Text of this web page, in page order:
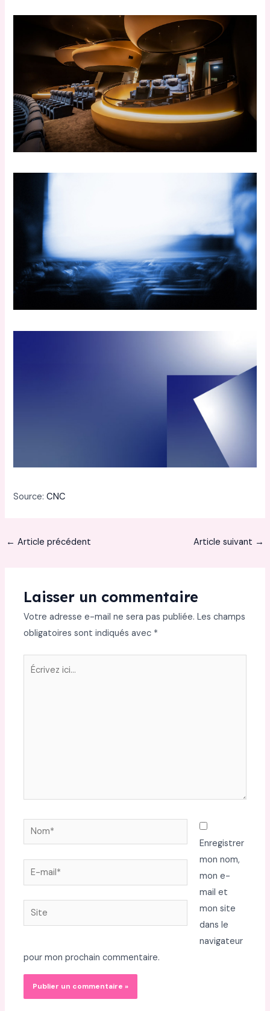
Source:CNC
← Article précédent Article suivant →
Laisser un commentaire
Votre adresse e-mail ne sera pas publiée. Les champs
obligatoires sont indiqués avec *
Écrivez
Nom*
E-
mail*
Site
Enregistrer
mon nom,
mon e-
mail et
mon site
dans le
navigateur
pour mon prochain commentaire.